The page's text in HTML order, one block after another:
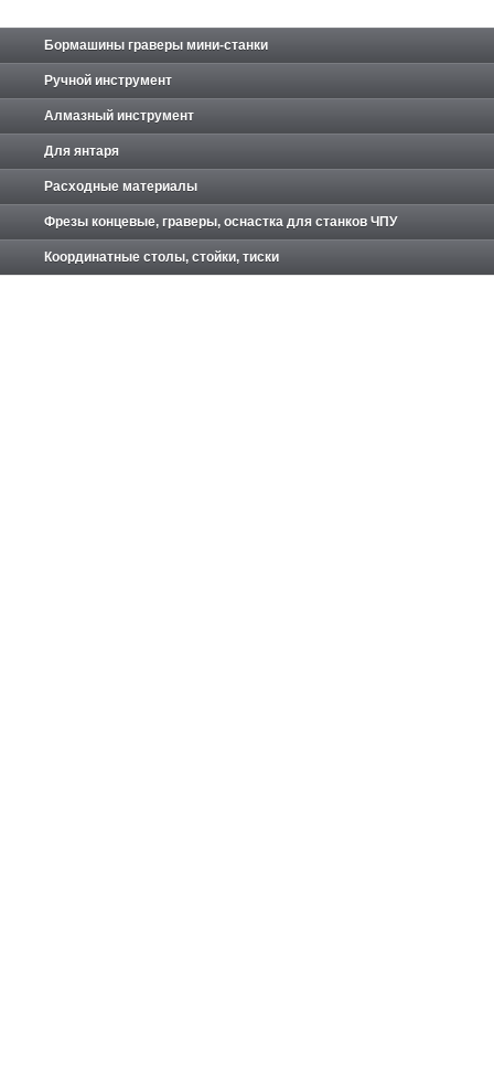
Бормашины граверы мини-станки
Ручной инструмент
Алмазный инструмент
Для янтаря
Расходные материалы
Фрезы концевые, граверы, оснастка для станков ЧПУ
Координатные столы, стойки, тиски